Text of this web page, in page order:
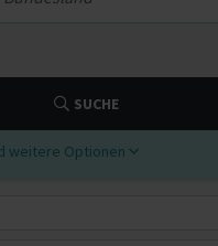
SUCHE
weitere Optionen